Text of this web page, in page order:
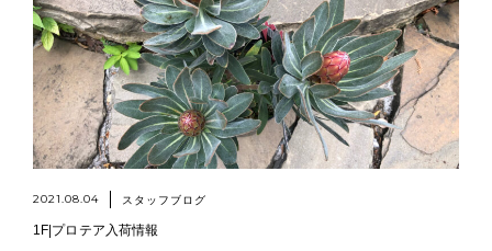
2021.08.04 スタッフブログ
1F|プロテア入荷情報